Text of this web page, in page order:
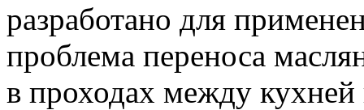
разработано для
проблема переноса
в проходах между